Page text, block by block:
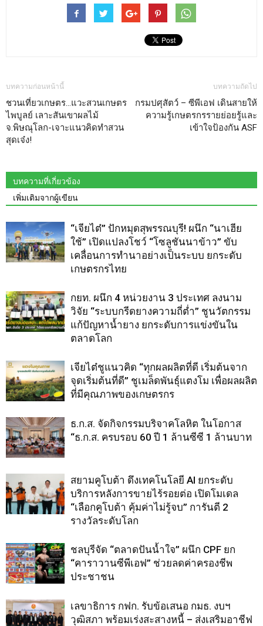
บทความก่อนหน้านี้
ชวนเที่ยวเกษตร…แวะสวนเกษตร
ไพบูลย์ เลาะสันเขาผลไม้
จ.พิษณุโลก-เจาะแนวคิดทำสวน
สุดเจ๋ง!
บทความถัดไป
กรมปศุสัตว์ – ซีพีเอฟ เดินสายให้
ความรู้เกษตรกรรายย่อยรู้และ
เข้าใจป้องกัน ASF
บทความที่เกี่ยวข้อง
เพิ่มเติมจากผู้เขียน
“เจียไต๋” ปักหมุดสุพรรณบุรี! ผนึก “นาเฮีย
ใช้” เปิดแปลงโชว์ “โซลูชันนาข้าว” ขับ
เคลื่อนการทำนาอย่างเป็นระบบ ยกระดับ
เกษตรกรไทย
กยท. ผนึก 4 หน่วยงาน 3 ประเทศ ลงนาม
วิจัย “ระบบกรีดยางความถี่ต่ำ” ชูนวัตกรรม
แก้ปัญหาน้ำยาง ยกระดับการแข่งขันใน
ตลาดโลก
เจียไต๋ชูแนวคิด “ทุกผลผลิตที่ดี เริ่มต้นจาก
จุดเริ่มต้นที่ดี” ชูเมล็ดพันธุ์แตงโม เพื่อผลผลิต
ที่มีคุณภาพของเกษตรกร
ธ.ก.ส. จัดกิจกรรมบริจาคโลหิต ในโอกาส
“ธ.ก.ส. ครบรอบ 60 ปี 1 ล้านซีซี 1 ล้านบาท
สยามคูโบต้า ดึงเทคโนโลยี AI ยกระดับ
บริการหลังการขายไร้รอยต่อ เปิดโมเดล
“เลือกคูโบต้า คุ้มค่าไม่รู้จบ” การันตี 2
รางวัลระดับโลก
ชลบุรีจัด “ตลาดปันน้ำใจ” ผนึก CPF ยก
“คาราวานซีพีเอฟ” ช่วยลดค่าครองชีพ
ประชาชน
เลขาธิการ กฟก. รับข้อเสนอ กมธ. งบฯ
วุฒิสภา พร้อมเร่งสะสางหนี้ – ส่งเสริมอาชีฟ